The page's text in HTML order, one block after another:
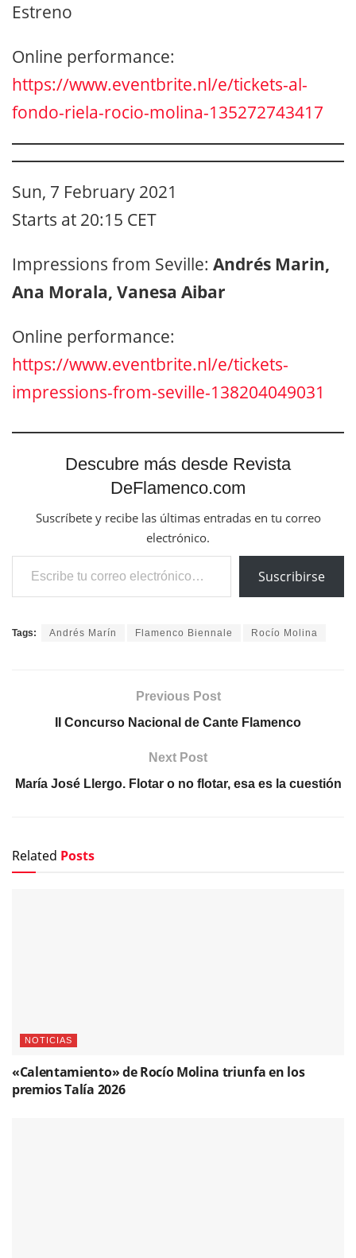
Estreno
Online performance:
https://www.eventbrite.nl/e/tickets-al-
fondo-riela-rocio-molina-135272743417
Sun, 7 February 2021
Starts at 20:15 CET
Impressions from Seville: Andrés Marin,
Ana Morala, Vanesa Aibar
Online performance:
https://www.eventbrite.nl/e/tickets-
impressions-from-seville-138204049031
Descubre más desde Revista
DeFlamenco.com
Suscríbete y recibe las últimas entradas en tu correo
electrónico.
Escribe tu correo electrónico…
Suscribirse
Tags: Andrés Marín Flamenco Biennale Rocío Molina
Previous Post
II Concurso Nacional de Cante Flamenco
Next Post
María José Llergo. Flotar o no flotar, esa es la cuestión
Related Posts
NOTICIAS
«Calentamiento» de Rocío Molina triunfa en los
premios Talía 2026